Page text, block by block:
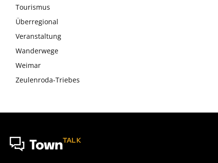
Tourismus
Überregional
Veranstaltung
Wanderwege
Weimar
Zeulenroda-Triebes
TownTALK